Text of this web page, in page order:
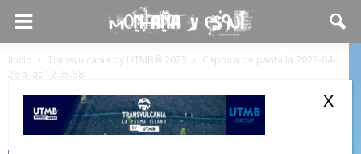
Inicio Transvulcania by UTMB® 2023
Captura de pantalla 2023-04-
26 a las 12.35.58
Captura de pantalla 2023-04-26 a las
12.35.58
X